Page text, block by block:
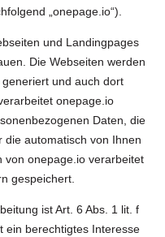
„onepage.io“).
und Landingpages
Die Webseiten werden
und auch dort
onepage.io
Daten, die
die automatisch von Ihnen
von onepage.io verarbeitet
gespeichert.
ist Art. 6 Abs. 1 lit. f
ein berechtigtes Interesse